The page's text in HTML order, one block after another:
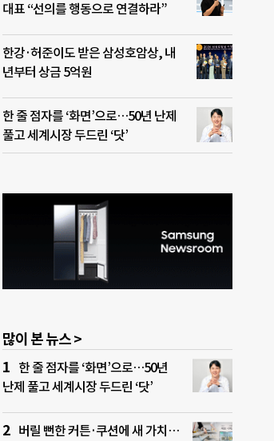
대표 “선의를 행동으로 연결하라”
한강·허준이도 받은 삼성호암상, 내
년부터 상금 5억원
한 줄 점자를 ‘화면’으로…50년 난제
풀고 세계시장 두드린 ‘닷’
많이 본 뉴스 >
한 줄 점자를 ‘화면’으로…50년
난제 풀고 세계시장 두드린 ‘닷’
버릴 뻔한 커튼·쿠션에 새 가치…